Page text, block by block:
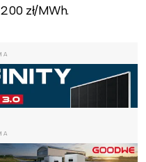
zł/MWh.